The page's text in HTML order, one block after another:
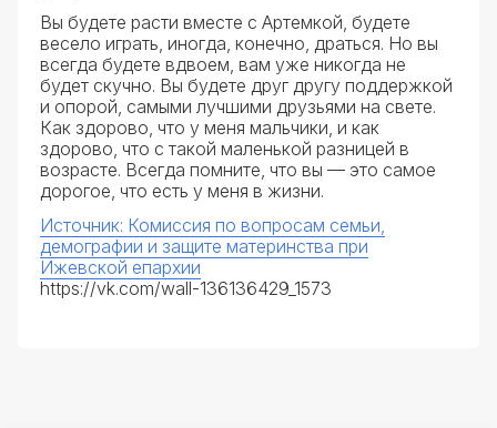
Вы будете расти вместе с Артемкой, будете
весело играть, иногда, конечно, драться. Но вы
всегда будете вдвоем, вам уже никогда не
будет скучно. Вы будете друг другу поддержкой
и опорой, самыми лучшими друзьями на свете.
Как здорово, что у меня мальчики, и как
здорово, что с такой маленькой разницей в
возрасте. Всегда помните, что вы — это самое
дорогое, что есть у меня в жизни.
Источник: Комиссия по вопросам семьи,
демографии и защите материнства при
Ижевской епархии
https://vk.com/wall-136136429_1573